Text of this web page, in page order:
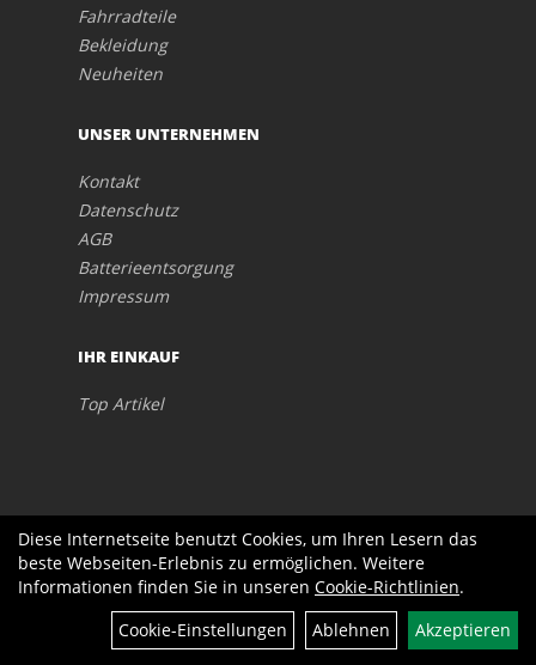
Fahrradteile
Bekleidung
Neuheiten
UNSER UNTERNEHMEN
Kontakt
Datenschutz
AGB
Batterieentsorgung
Impressum
IHR EINKAUF
Top Artikel
Diese Internetseite benutzt Cookies, um Ihren Lesern das
beste Webseiten-Erlebnis zu ermöglichen. Weitere
Informationen finden Sie in unseren Cookie-Richtlinien.
Cookie-Einstellungen
Ablehnen Akzeptieren